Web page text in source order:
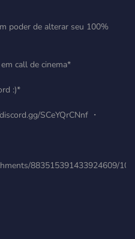
poder de alterar seu 100%
call de cinema*
:)*
SCeYQrCNnf ・
883515391433924609/